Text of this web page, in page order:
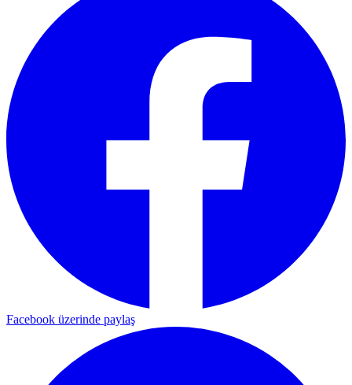
Facebook üzerinde paylaş